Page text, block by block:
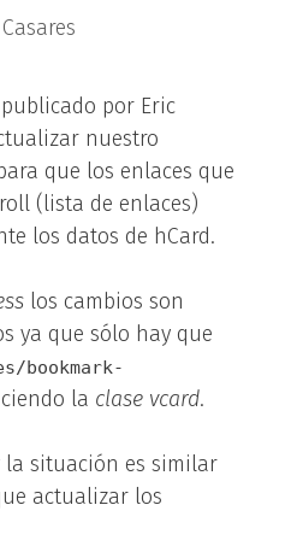
por Eric
nuestro
que los enlaces que
(lista de enlaces)
los datos de hCard.
los cambios son
ya que sólo hay que
bookmark-
la clase vcard.
la situación es similar
actualizar los